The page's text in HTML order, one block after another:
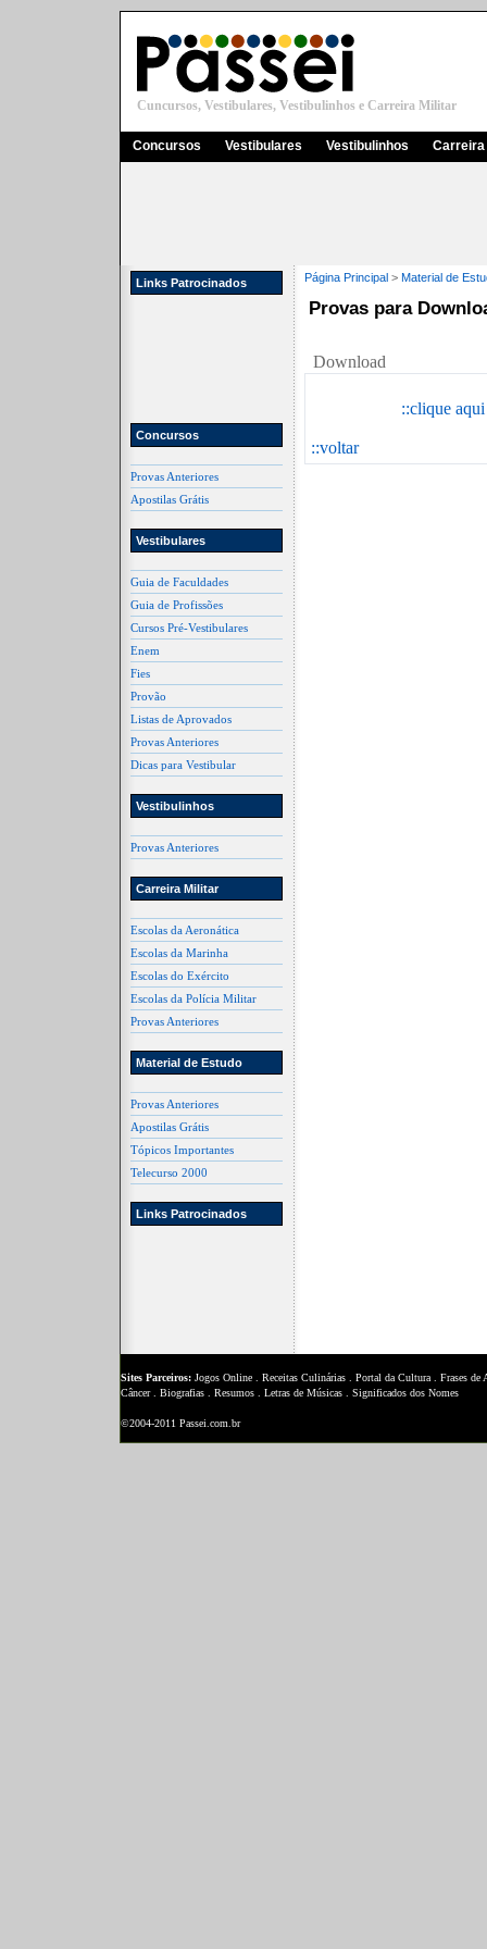
Cuncursos, Vestibulares, Vestibulinhos e Carreira Militar
Concursos Vestibulares Vestibulinhos
Links Patrocinados
Concursos
Provas Anteriores
Apostilas Grátis
Vestibulares
Guia de Faculdades
Guia de Profissões
Cursos Pré-Vestibulares
Enem
Fies
Provão
Listas de Aprovados
Provas Anteriores
Dicas para Vestibular
Vestibulinhos
Provas Anteriores
Carreira Militar
Escolas da Aeronática
Escolas da Marinha
Escolas do Exército
Escolas da Polícia Militar
Provas Anteriores
Material de Estudo
Provas Anteriores
Apostilas Grátis
Tópicos Importantes
Telecurso 2000
Links Patrocinados
Página Principal > Material de
Provas para
Download
::clique
::voltar
Sites Parceiros: Jogos Online Receitas Culinárias Portal da Cultura
Frases de
Câncer. Biografias Resumos Letras de Músicas Significados dos Nomes
©2004-2011 Passei.com.br